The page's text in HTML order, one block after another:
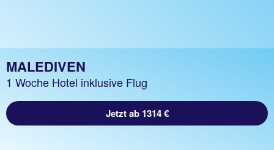
MALEDIVEN
1 Woche Hotel inklusive Flug
Jetzt ab 1314 €